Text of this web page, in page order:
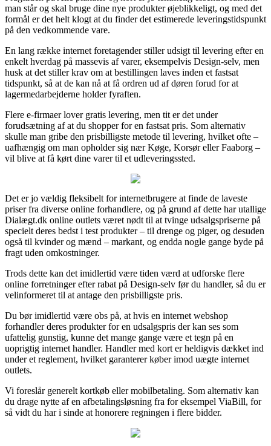
man står og skal bruge dine nye produkter øjeblikkeligt, og med det
formål er det helt klogt at du finder det estimerede leveringstidspunkt
på den vedkommende vare.
En lang række internet foretagender stiller udsigt til levering efter en
enkelt hverdag på massevis af varer, eksempelvis Design-selv, men
husk at det stiller krav om at bestillingen laves inden et fastsat
tidspunkt, så at de kan nå at få ordren ud af døren forud for at
lagermedarbejderne holder fyraften.
Flere e-firmaer lover gratis levering, men tit er det under
forudsætning af at du shopper for en fastsat pris. Som alternativ
skulle man gribe den prisbilligste metode til levering, hvilket ofte –
uafhængig om man opholder sig nær Køge, Korsør eller Faaborg –
vil blive at få kørt dine varer til et udleveringssted.
Det er jo vældig fleksibelt for internetbrugere at finde de laveste
priser fra diverse online forhandlere, og på grund af dette har utallige
Dialægt.dk online outlets været nødt til at tvinge udsalgspriserne på
specielt deres bedst i test produkter – til drenge og piger, og desuden
også til kvinder og mænd – markant, og endda nogle gange byde på
fragt uden omkostninger.
Trods dette kan det imidlertid være tiden værd at udforske flere
online forretninger efter rabat på Design-selv før du handler, så du er
velinformeret til at antage den prisbilligste pris.
Du bør imidlertid være obs på, at hvis en internet webshop
forhandler deres produkter for en udsalgspris der kan ses som
ufattelig gunstig, kunne det mange gange være et tegn på en
uoprigtig internet handler. Handler med kort er heldigvis dækket ind
under et reglement, hvilket garanterer køber imod uægte internet
outlets.
Vi foreslår generelt kortkøb eller mobilbetaling. Som alternativ kan
du drage nytte af en afbetalingsløsning fra for eksempel ViaBill, for
så vidt du har i sinde at honorere regningen i flere bidder.